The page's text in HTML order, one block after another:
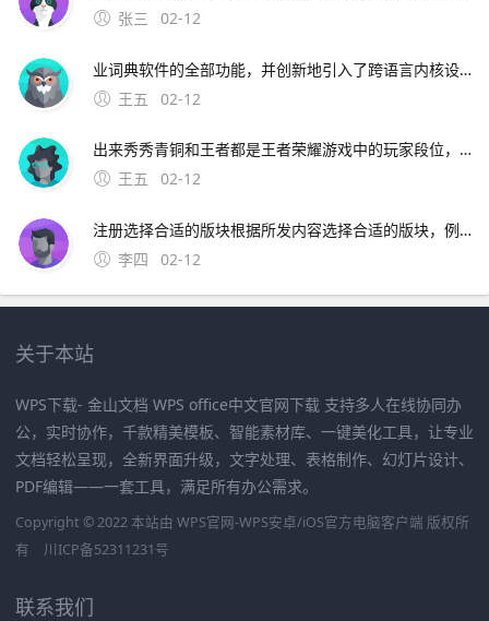
张三
02-12
业词典软件的全部功能，并创新地引入了跨语言内核设计及开放式的词典。灵格斯词霸是一个免费开放的词典，现在仍然可以正常使用，详见 本人也是普通用户，最近其功能一直正常，没有受到影响 不。官网链接 GoldenDict 推荐理
王五
02-12
出来秀秀青铜和王者都是王者荣耀游戏中的玩家段位，青铜是最差的，王者是最强段位，游戏玩家的交流中经常会有是青铜还是王者，都出来秀秀，意思就是不管你是什么段位，都秀了才知道。13、无论是男生
王五
02-12
注册选择合适的版块根据所发内容选择合适的版块，例如生活类图片可以选择“生活分享”版块点击发帖在所选版块的页面，找到并点击发帖的入口插入图片进入发帖编辑页面后，在编辑框的工。
李四
02-12
关于本站
WPS下载- 金山文档 WPS office中文官网下载 支持多人在线协同办
公，实时协作，千款精美模板、智能素材库、一键美化工具，让专业
文档轻松呈现，全新界面升级，文字处理、表格制作、幻灯片设计、
PDF编辑——一套工具，满足所有办公需求。
Copyright © 2022 本站由 WPS官网-WPS安卓/iOS官方电脑客户端 版权所
有
川ICP备52311231号
联系我们